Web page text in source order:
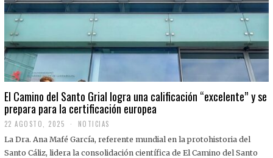
El Camino del Santo Grial logra una calificación “excelente” y se
prepara para la certificación europea
22 AGOSTO, 2025
2
A
G
NOTICIAS
La Dra. Ana Mafé García, referente mundial en la protohistoria del
Santo Cáliz, lidera la consolidación científica de El Camino del Santo